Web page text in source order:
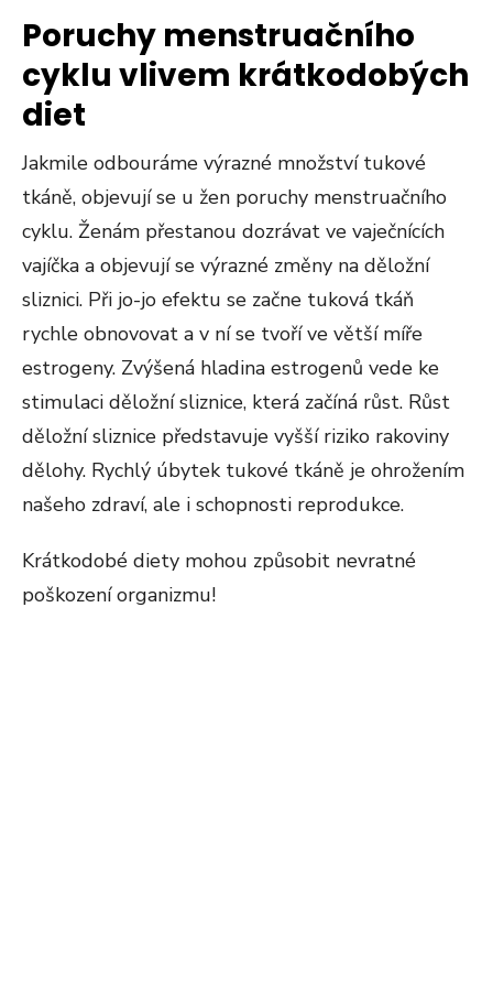
Poruchy menstruačního
cyklu vlivem krátkodobých
diet
Jakmile odbouráme výrazné množství tukové
tkáně, objevují se u žen poruchy menstruačního
cyklu. Ženám přestanou dozrávat ve vaječnících
vajíčka a objevují se výrazné změny na děložní
sliznici. Při jo-jo efektu se začne tuková tkáň
rychle obnovovat a v ní se tvoří ve větší míře
estrogeny. Zvýšená hladina estrogenů vede ke
stimulaci děložní sliznice, která začíná růst. Růst
děložní sliznice představuje vyšší riziko rakoviny
dělohy. Rychlý úbytek tukové tkáně je ohrožením
našeho zdraví, ale i schopnosti reprodukce.
Krátkodobé diety mohou způsobit nevratné
poškození organizmu!